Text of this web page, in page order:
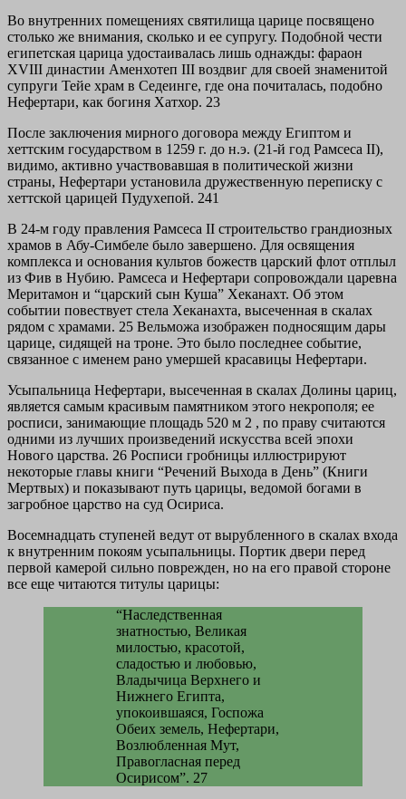
Во внутренних помещениях святилища царице посвящено
столько же внимания, сколько и ее супругу. Подобной чести
египетская царица удостаивалась лишь однажды: фараон
XVIII династии Аменхотеп III воздвиг для своей знаменитой
супруги Тейе храм в Седеинге, где она почиталась, подобно
Нефертари, как богиня Хатхор. 23
После заключения мирного договора между Египтом и
хеттским государством в 1259 г. до н.э. (21-й год Рамсеса II),
видимо, активно участвовавшая в политической жизни
страны, Нефертари установила дружественную переписку с
хеттской царицей Пудухепой. 241
В 24-м году правления Рамсеса II строительство грандиозных
храмов в Абу-Симбеле было завершено. Для освящения
комплекса и основания культов божеств царский флот отплыл
из Фив в Нубию. Рамсеса и Нефертари сопровождали царевна
Меритамон и “царский сын Куша” Хеканахт. Об этом
событии повествует стела Хеканахта, высеченная в скалах
рядом с храмами. 25 Вельможа изображен подносящим дары
царице, сидящей на троне. Это было последнее событие,
связанное с именем рано умершей красавицы Нефертари.
Усыпальница Нефертари, высеченная в скалах Долины цариц,
является самым красивым памятником этого некрополя; ее
росписи, занимающие площадь 520 м 2 , по праву считаются
одними из лучших произведений искусства всей эпохи
Нового царства. 26 Росписи гробницы иллюстрируют
некоторые главы книги “Речений Выхода в День” (Книги
Мертвых) и показывают путь царицы, ведомой богами в
загробное царство на суд Осириса.
Восемнадцать ступеней ведут от вырубленного в скалах входа
к внутренним покоям усыпальницы. Портик двери перед
первой камерой сильно поврежден, но на его правой стороне
все еще читаются титулы царицы:
“Наследственная
знатностью, Великая
милостью, красотой,
сладостью и любовью,
Владычица Верхнего и
Нижнего Египта,
упокоившаяся, Госпожа
Обеих земель, Нефертари,
Возлюбленная Мут,
Правогласная перед
Осирисом”. 27